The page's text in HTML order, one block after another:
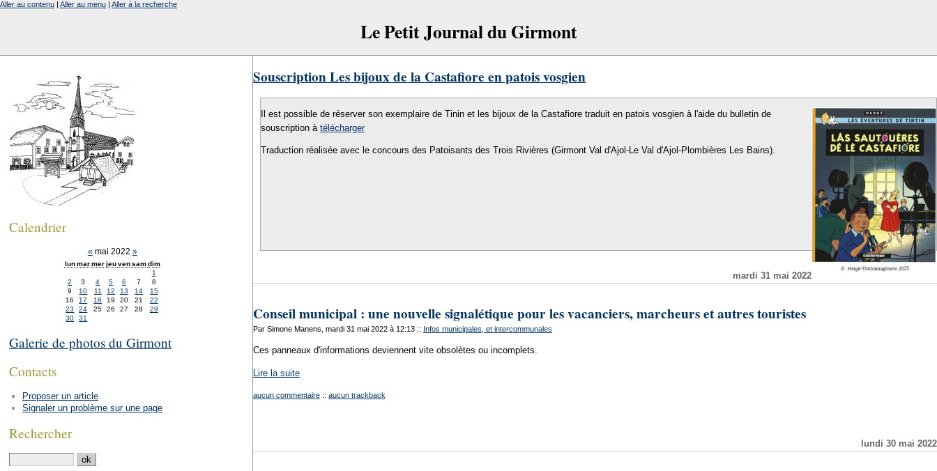
Le Petit Journal du Girmont
Aller au contenu | Aller au menu | Aller à la recherche
Souscription Les bijoux de la Castafiore en patois vosgien
Il est possible de réserver son exemplaire de Tinin et les bijoux de la Castafiore traduit en patois vosgien à l'aide du bulletin de
souscription à télécharger
Traduction réalisée avec le concours des Patoisants des Trois Rivières (Girmont Val d'Ajol-Le Val d'Ajol-Plombières Les Bains).
mardi 31 mai 2022
Conseil municipal : une nouvelle signalétique pour les vacanciers, marcheurs et autres touristes
Par Simone Manens, mardi 31 mai 2022 à 12:13 :: Infos municipales, et intercommunales
Ces panneaux d'informations deviennent vite obsolètes ou incomplets.
Lire la suite
aucun commentaire :: aucun trackback
lundi 30 mai 2022
Calendrier
« mai 2022 »
lun mar mer jeu ven sam dim
1
2
3 4 5 6 7
8
9
10 11 12 13 14
15
16
17 18 19 20 21
22
23
24 25 26 27 28
29
30
31
Galerie de photos du Girmont
Contacts
Proposer un article
Signaler un problème sur une page
Rechercher